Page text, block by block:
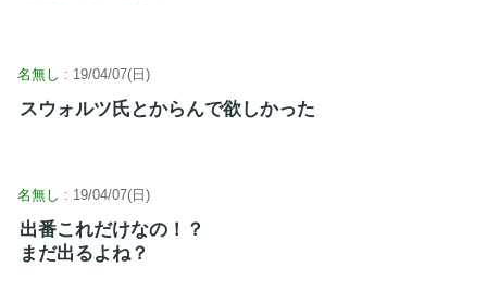
名無し : 19/04/07(日)
スウォルツ氏とからんで欲しかった
名無し : 19/04/07(日)
出番これだけなの！？
まだ出るよね？